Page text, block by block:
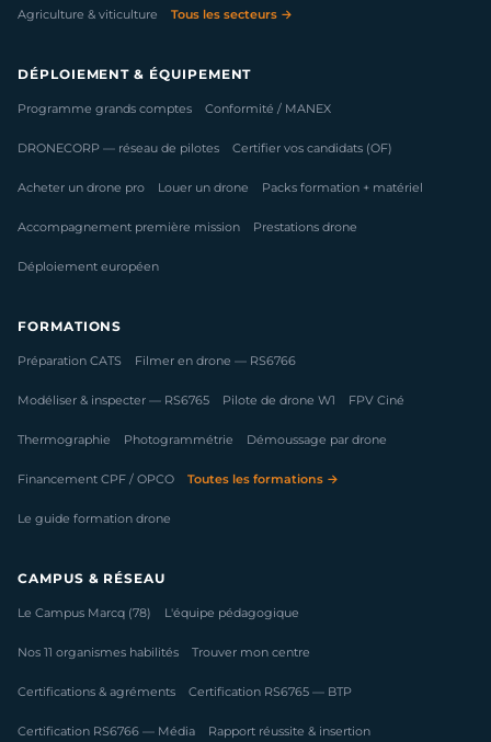
Agriculture & viticulture Tous les secteurs →
DÉPLOIEMENT & ÉQUIPEMENT
Programme grands comptes Conformité / MANEX
DRONECORP — réseau de pilotes Certifier vos candidats (OF)
Acheter un drone pro Louer un drone Packs formation + matériel
Accompagnement première mission Prestations drone
Déploiement européen
FORMATIONS
Préparation CATS Filmer en drone — RS6766
Modéliser & inspecter — RS6765 Pilote de drone W1 FPV Ciné
Thermographie Photogrammétrie Démoussage par drone
Financement CPF / OPCO Toutes les formations →
Le guide formation drone
CAMPUS & RÉSEAU
Le Campus Marcq (78) L'équipe pédagogique
Nos 11 organismes habilités Trouver mon centre
Certifications & agréments Certification RS6765 — BTP
Certification RS6766 — Média Rapport réussite & insertion